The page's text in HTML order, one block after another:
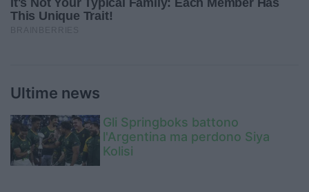
Ultime news
Gli Springboks battono
l'Argentina ma perdono Siya
Kolisi